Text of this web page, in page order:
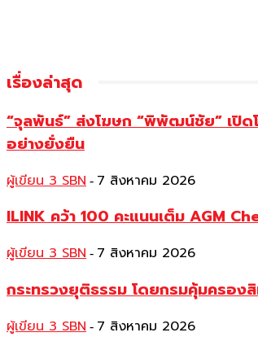
เรื่องล่าสุด
“จุลพันธ์” ส่งโฆษก “พิพัฒน์ชัย” เปิดโ
อย่างยั่งยืน
ผู้เขียน 3 SBN - 7 สิงหาคม 2026
ILINK คว้า 100 คะแนนเต็ม AGM
ผู้เขียน 3 SBN - 7 สิงหาคม 2026
กระทรวงยุติธรรม โดยกรมคุ้มครอง
ผู้เขียน 3 SBN - 7 สิงหาคม 2026